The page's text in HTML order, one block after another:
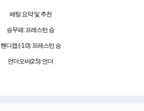
배팅 요약 및 추천
승무패: 프레스턴 승
핸디캡 (-1.0): 프레스턴 승
언더오버(2.5): 언더